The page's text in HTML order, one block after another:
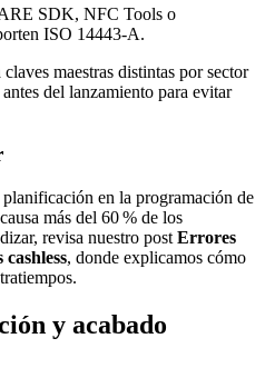
SDK, NFC Tools o
ISO 14443‑A.
claves maestras distintas por sector
del lanzamiento para evitar
en la programación de
más del 60 % de los
revisa nuestro post Errores
, donde explicamos cómo
y acabado